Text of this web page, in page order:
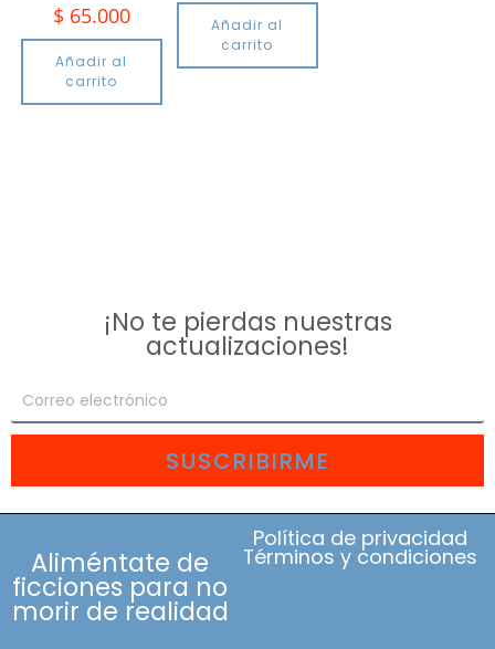
$ 65.000
Añadir al
carrito
Añadir al
carrito
¡No te pierdas nuestras
actualizaciones!
SUSCRIBIRME
Aliméntate de
ficciones para no
morir de realidad
Política de privacidad
Términos y condiciones